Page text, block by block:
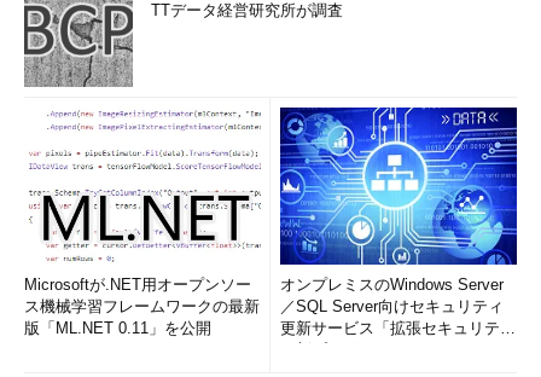
TTデータ経営研究所が調査
Microsoftが.NET用オープンソー
ス機械学習フレームワークの最新
版「ML.NET 0.11」を公開
オンプレミスのWindows Server
／SQL Server向けセキュリティ
更新サービス「拡張セキュリティ